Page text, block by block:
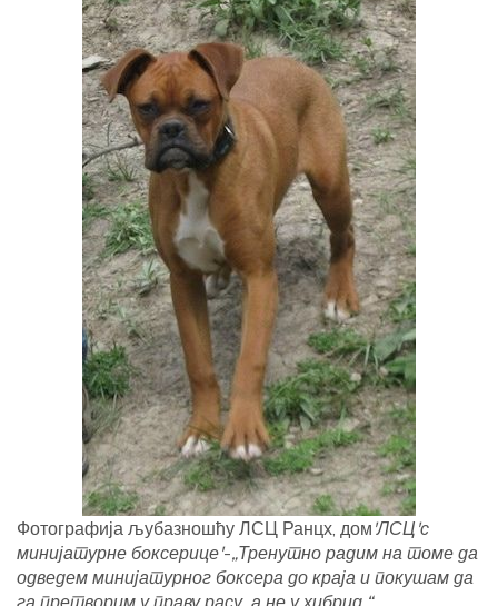
Фотографија љубазношћу ЛСЦ Ранцх, дом 'ЛСЦ'с
минијатурне боксерице'-„Тренутно радим на томе да
одведем минијатурног боксера до краја и покушам да
га претворим у праву расу, а не у хибрид.“